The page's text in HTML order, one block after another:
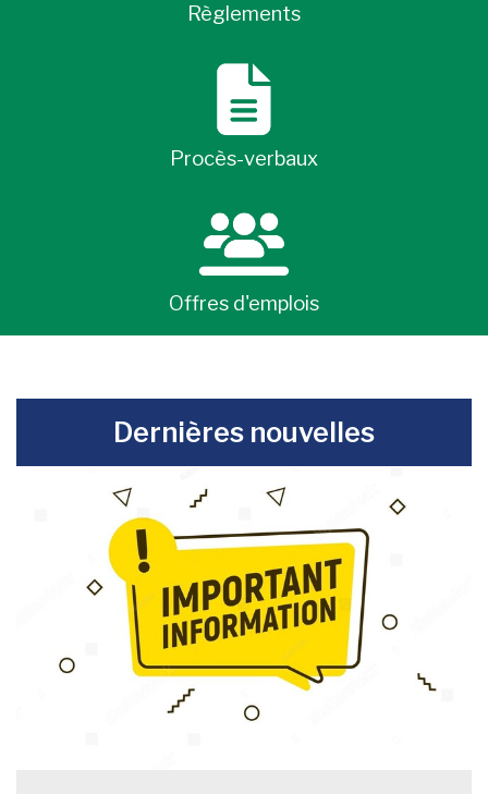
Règlements
Procès-verbaux
Offres d'emplois
Dernières nouvelles